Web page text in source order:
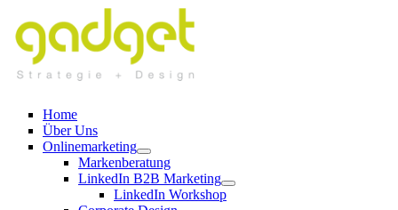
Inhalt
springen
Home
Über Uns
Onlinemarketing
Markenberatung
LinkedIn B2B Marketing
LinkedIn Workshop